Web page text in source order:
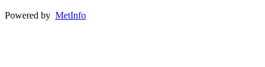
Powered by MetInfo